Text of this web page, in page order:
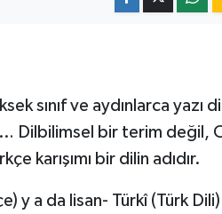
sınıf ve aydınlarca yazı
Dilbilimsel bir terim değil,
karışımı bir dilin adıdır.
y a da lisan- Türkî (Türk Dili)